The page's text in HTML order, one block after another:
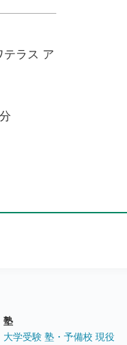
テラス ア
塾
大学受験 塾・予備校 現役